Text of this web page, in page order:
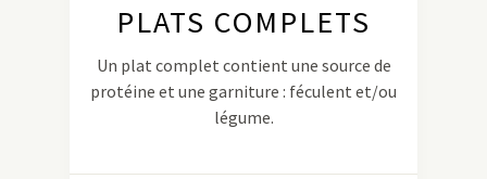
PLATS COMPLETS
Un plat complet contient une source de
protéine et une garniture : féculent et/ou
légume.